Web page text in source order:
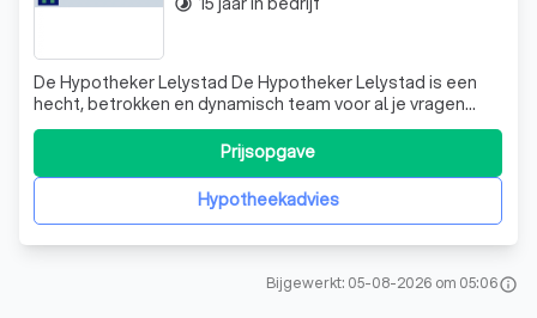
De Hypotheker Lelystad De Hypotheker Lelystad is een
hecht, betrokken en dynamisch team voor al je vragen
over (nieuwbouw)hypotheken en verzekeringen. Wij zijn
gevestigd aan de Schans 19-45. Het persoonlijke contact
en het direct verbonden zijn met onze klanten vinden we
erg belangrijk. We helpen jHypotheekadvies
Prijsopgave
timelapse
Bijgewerkt: 05-08-2026 om 05:06info